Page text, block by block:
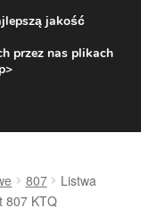
167
807
Listwa
807 KTQ
jakość
przez nas plikach